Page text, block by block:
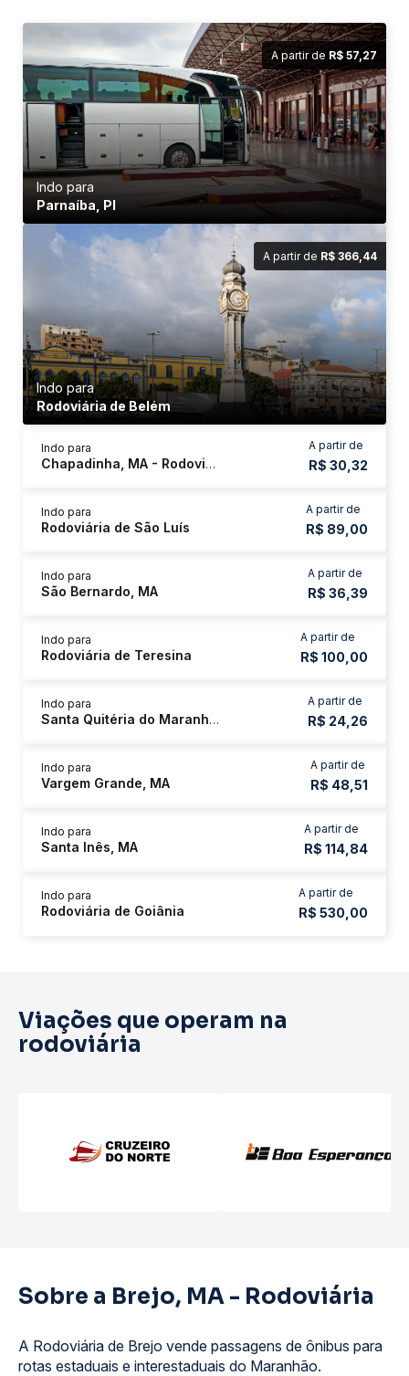
A partir de R$ 57,27
Indo para
Parnaíba, PI
A partir de R$ 366,44
Indo para
Rodoviária de Belém
A partir de
R$ 30,32
Indo para
Chapadinha, MA - Rodoviária
A partir de
R$ 89,00
Indo para
Rodoviária de São Luís
A partir de
R$ 36,39
Indo para
São Bernardo, MA
A partir de
R$ 100,00
Indo para
Rodoviária de Teresina
A partir de
R$ 24,26
Indo para
Santa Quitéria do Maranhão, MA
A partir de
R$ 48,51
Indo para
Vargem Grande, MA
A partir de
R$ 114,84
Indo para
Santa Inês, MA
A partir de
R$ 530,00
Indo para
Rodoviária de Goiânia
Viações que operam na
rodoviária
Sobre a Brejo, MA - Rodoviária
A Rodoviária de Brejo vende passagens de ônibus para
rotas estaduais e interestaduais do Maranhão.